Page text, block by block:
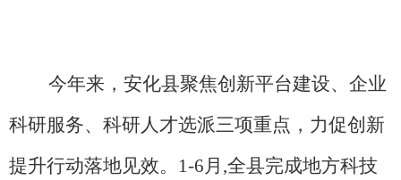
今年来，安化县聚焦创新平台建设、企业
科研服务、科研人才选派三项重点，力促创新
提升行动落地见效。 1-6月,全县完成地方科技